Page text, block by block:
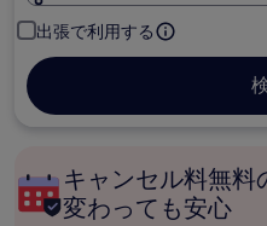
出張で利用する
キャンセル料無
変わっても安心